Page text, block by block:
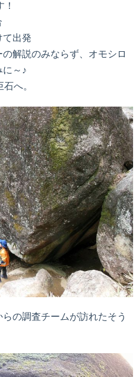
て出発
解説のみならず、オモシロ
に～♪
へ。
の調査チームが訪れたそう